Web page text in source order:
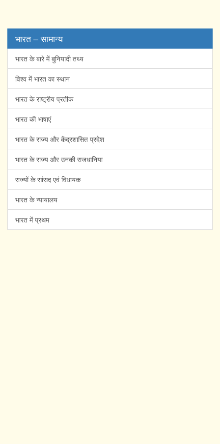
भारत – सामान्य
भारत के बारे में बुनियादी तथ्य
विश्व में भारत का स्थान
भारत के राष्ट्रीय प्रतीक
भारत की भाषाएं
भारत के राज्य और केंद्रशासित प्रदेश
भारत के राज्य और उनकी राजधानिया
राज्यों के सांसद एवं विधायक
भारत के न्यायालय
भारत में प्रथम